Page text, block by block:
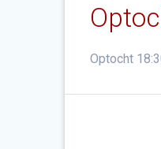
Optocht